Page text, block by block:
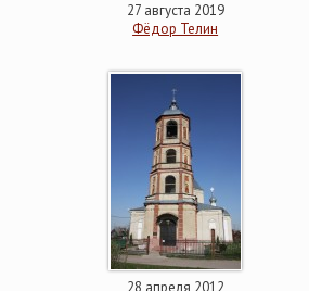
27 августа 2019
Фёдор Телин
28 апреля 2012